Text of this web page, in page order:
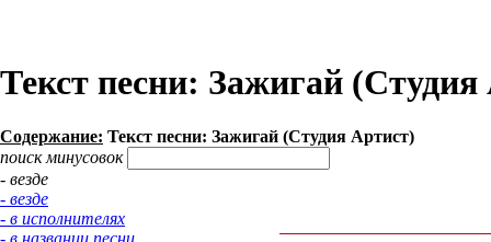
Текст песни: Зажигай (Студия
Содержание: Текст песни: Зажигай (Студия Артист)
поиск минусовок
- везде
- везде
- в исполнителях
- в названии песни